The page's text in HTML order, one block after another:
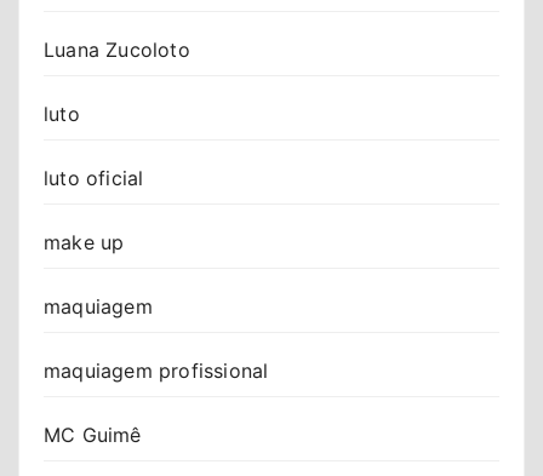
Luana Zucoloto
luto
luto oficial
make up
maquiagem
maquiagem profissional
MC Guimê